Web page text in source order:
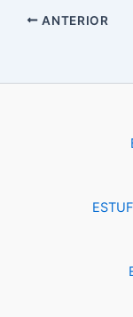
ANTERIOR